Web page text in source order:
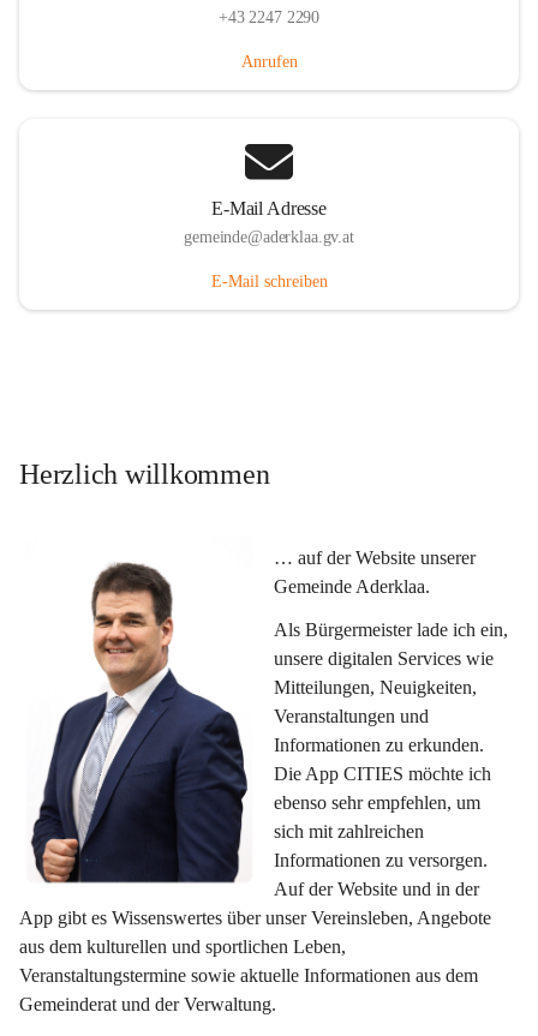
+43 2247 2290
Anrufen
E-Mail Adresse
gemeinde@aderklaa.gv.at
E-Mail schreiben
Herzlich willkommen
… auf der Website unserer
Gemeinde Aderklaa.
Als Bürgermeister lade ich ein,
unsere digitalen Services wie
Mitteilungen, Neuigkeiten,
Veranstaltungen und
Informationen zu erkunden.
Die App CITIES möchte ich
ebenso sehr empfehlen, um
sich mit zahlreichen
Informationen zu versorgen.
Auf der Website und in der
App gibt es Wissenswertes über unser Vereinsleben, Angebote
aus dem kulturellen und sportlichen Leben,
Veranstaltungstermine sowie aktuelle Informationen aus dem
Gemeinderat und der Verwaltung.